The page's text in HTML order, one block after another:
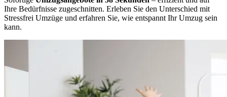
Ihre Bedürfnisse zugeschnitten. Erleben Sie den Unterschied mit
Stressfrei Umzüge und erfahren Sie, wie entspannt Ihr Umzug sein
kann.